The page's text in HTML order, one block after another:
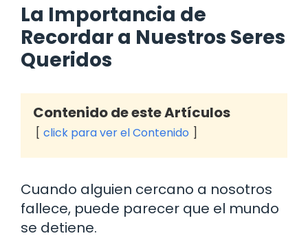
La Importancia de
Recordar a Nuestros Seres
Queridos
Contenido de este Artículos
click para ver el Contenido
Cuando alguien cercano a nosotros
fallece, puede parecer que el mundo
se detiene.